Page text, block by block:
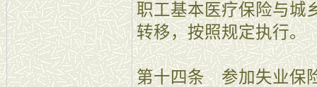
职工基本医疗保险与城
转移，按照规定执行。
第十四条 参加失业保